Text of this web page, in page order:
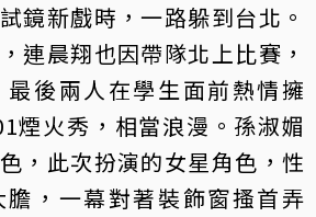
鏡新戲時，一路躲到台北。
連晨翔也因帶隊北上比賽，
後兩人在學生面前熱情擁
煙火秀，相當浪漫。孫淑媚
，此次扮演的女星角色，性
，一幕對著裝飾窗搔首弄